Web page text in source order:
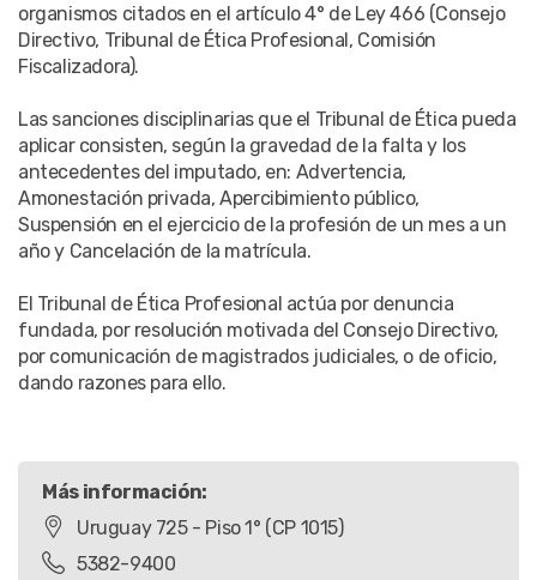
organismos citados en el artículo 4° de Ley 466 (Consejo
Directivo, Tribunal de Ética Profesional, Comisión
Fiscalizadora).
Las sanciones disciplinarias que el Tribunal de Ética pueda
aplicar consisten, según la gravedad de la falta y los
antecedentes del imputado, en: Advertencia,
Amonestación privada, Apercibimiento público,
Suspensión en el ejercicio de la profesión de un mes a un
año y Cancelación de la matrícula.
El Tribunal de Ética Profesional actúa por denuncia
fundada, por resolución motivada del Consejo Directivo,
por comunicación de magistrados judiciales, o de oficio,
dando razones para ello.
Más información:
Uruguay 725 - Piso 1° (CP 1015)
5382-9400